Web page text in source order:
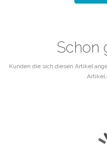
Schon
Kunden die sich diesen Artikel
Artikel